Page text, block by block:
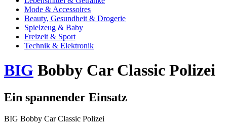
Mode & Accessoires
Beauty, Gesundheit & Drogerie
Spielzeug & Baby
Freizeit & Sport
Technik & Elektronik
BIG Bobby Car Classic Polizei
Ein spannender Einsatz
BIG Bobby Car Classic Polizei